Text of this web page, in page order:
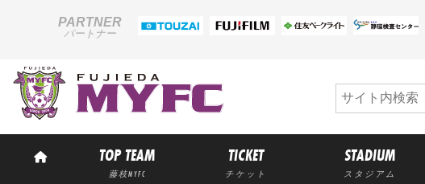
PARTNER
パートナー
TOP TEAM
藤枝MYFC
TICKET
チケット
STADIUM
スタジアム